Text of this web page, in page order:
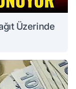
Üzerinde